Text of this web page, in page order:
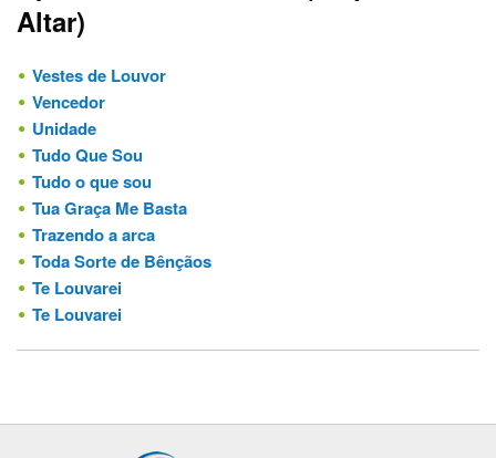
Altar)
Vestes de Louvor
Vencedor
Unidade
Tudo Que Sou
Tudo o que sou
Tua Graça Me Basta
Trazendo a arca
Toda Sorte de Bênçãos
Te Louvarei
Te Louvarei